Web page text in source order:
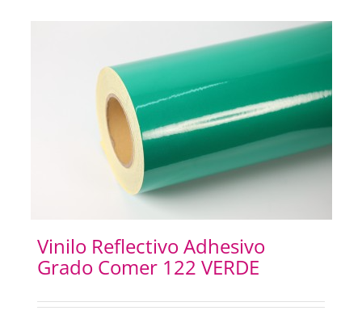
Vinilo Reflectivo Adhesivo
Grado Comer 122 VERDE